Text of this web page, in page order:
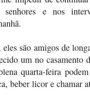
e nos
são amigos de
um no casamento
quarta-feira
beber licor e chamar